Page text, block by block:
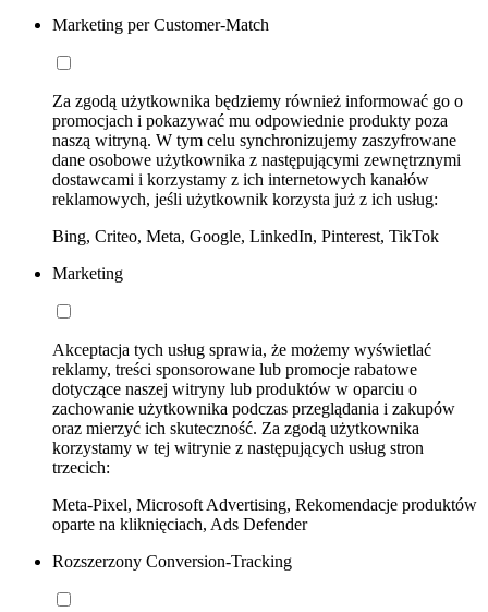
Marketing per Customer-Match
Za zgodą użytkownika będziemy również informować go o
promocjach i pokazywać mu odpowiednie produkty poza
naszą witryną. W tym celu synchronizujemy zaszyfrowane
dane osobowe użytkownika z następującymi zewnętrznymi
dostawcami i korzystamy z ich internetowych kanałów
reklamowych, jeśli użytkownik korzysta już z ich usług:
Bing, Criteo, Meta, Google, LinkedIn, Pinterest, TikTok
Marketing
Akceptacja tych usług sprawia, że możemy wyświetlać
reklamy, treści sponsorowane lub promocje rabatowe
dotyczące naszej witryny lub produktów w oparciu o
zachowanie użytkownika podczas przeglądania i zakupów
oraz mierzyć ich skuteczność. Za zgodą użytkownika
korzystamy w tej witrynie z następujących usług stron
trzecich:
Meta-Pixel, Microsoft Advertising, Rekomendacje produktów
oparte na kliknięciach, Ads Defender
Rozszerzony Conversion-Tracking